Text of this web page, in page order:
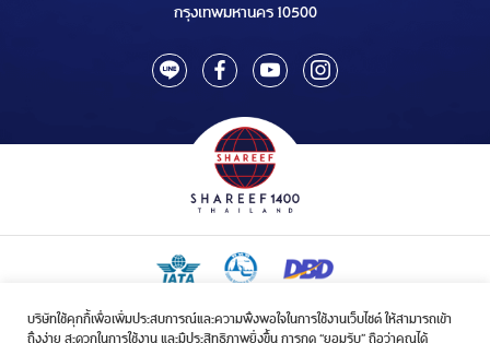
บริษัทใช้คุกกี้เพื่อเพิ่มประสบการณ์และความพึงพอใจในการใช้งานเว็บไซต์ ให้สามารถเข้า
ถึงง่าย สะดวกในการใช้งาน และมีประสิทธิภาพยิ่งขึ้น การกด “ยอมรับ” ถือว่าคุณได้
กรุงเทพมหานคร 10500
ใบอนุญาตเป็นผู้ประกอบกิจการรับจัดบริการขนส่งในกิจการฮัจย์เลขที่ 1/2568